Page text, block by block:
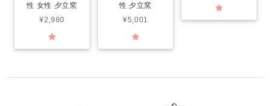
性 女性 夕立窯
¥2,980
性 夕立窯
¥5,001